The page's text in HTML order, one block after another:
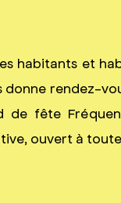
habitants et
rendez-
de fête
ouvert à